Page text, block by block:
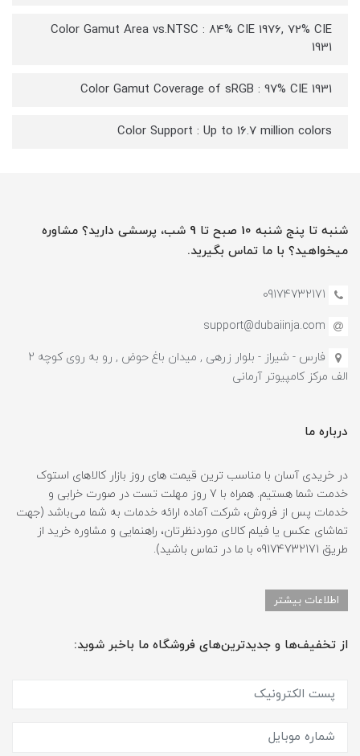
Color Gamut Area vs.NTSC : 84% CIE 1976, 72% CIE
1931
Color Gamut Coverage of sRGB : 97% CIE 1931
Color Support : Up to 16.7 million colors
شنبه تا پنج شنبه 10 صبح تا 9 شب، پرسشی دارید؟ مشاوره
میخواهید؟ با ما تماس بگیرید.
09174732171
support@dubaiinja.com
فارس - شیراز - بلوار زرهی , میدان باغ حوض , رو به روی کوچه 2
الف مرکز کامپیوتر آرمانی
درباره ما
در خریدی آسان با مناسب ترین قیمت های روز بازار کالاهای استوک
خدمت شما هستیم. همراه با 7 روز مهلت تست در صورت خرابی و
خدمات پس از فروش، شرکت آماده ارائه خدمات به شما می‌باشد (جهت
تماشای عکس یا فیلم کالای موردنظرتان، راهنمایی و مشاوره خرید از
طریق 09174732171 با ما در تماس باشید).
اطلاعات بیشتر
از تخفیف‌ها و جدیدترین‌های فروشگاه ما باخبر شوید: